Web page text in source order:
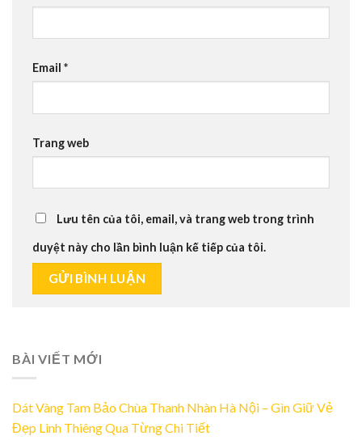
Email *
Trang web
Lưu tên của tôi, email, và trang web trong trình
duyệt này cho lần bình luận kế tiếp của tôi.
BÀI VIẾT MỚI
Dát Vàng Tam Bảo Chùa Thanh Nhàn Hà Nội – Gìn Giữ Vẻ
Đẹp Linh Thiêng Qua Từng Chi Tiết